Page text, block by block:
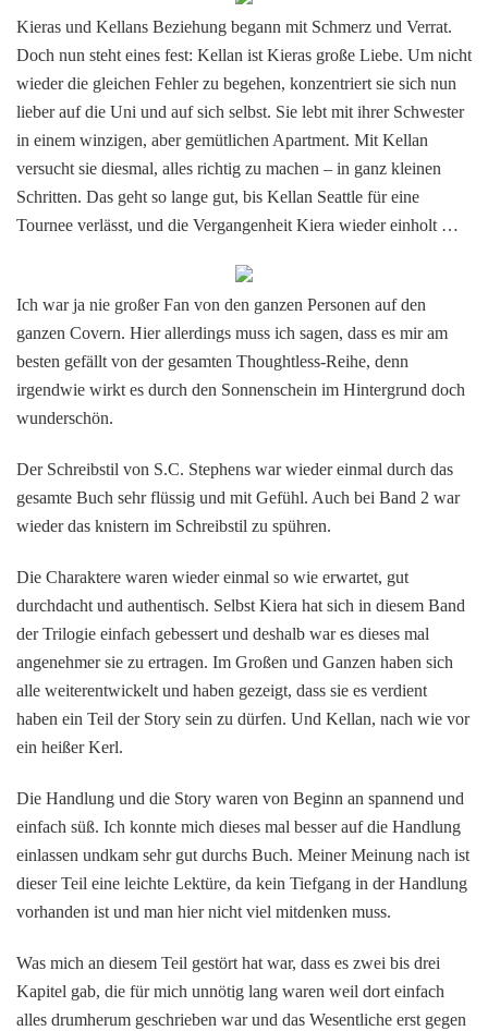
Kieras und Kellans Beziehung begann mit Schmerz und Verrat.
Doch nun steht eines fest: Kellan ist Kieras große Liebe. Um nicht
wieder die gleichen Fehler zu begehen, konzentriert sie sich nun
lieber auf die Uni und auf sich selbst. Sie lebt mit ihrer Schwester
in einem winzigen, aber gemütlichen Apartment. Mit Kellan
versucht sie diesmal, alles richtig zu machen – in ganz kleinen
Schritten. Das geht so lange gut, bis Kellan Seattle für eine
Tournee verlässt, und die Vergangenheit Kiera wieder einholt …
Ich war ja nie großer Fan von den ganzen Personen auf den
ganzen Covern. Hier allerdings muss ich sagen, dass es mir am
besten gefällt von der gesamten Thoughtless-Reihe, denn
irgendwie wirkt es durch den Sonnenschein im Hintergrund doch
wunderschön.
Der Schreibstil von S.C. Stephens war wieder einmal durch das
gesamte Buch sehr flüssig und mit Gefühl. Auch bei Band 2 war
wieder das knistern im Schreibstil zu spühren.
Die Charaktere waren wieder einmal so wie erwartet, gut
durchdacht und authentisch. Selbst Kiera hat sich in diesem Band
der Trilogie einfach gebessert und deshalb war es dieses mal
angenehmer sie zu ertragen. Im Großen und Ganzen haben sich
alle weiterentwickelt und haben gezeigt, dass sie es verdient
haben ein Teil der Story sein zu dürfen. Und Kellan, nach wie vor
ein heißer Kerl.
Die Handlung und die Story waren von Beginn an spannend und
einfach süß. Ich konnte mich dieses mal besser auf die Handlung
einlassen undkam sehr gut durchs Buch. Meiner Meinung nach ist
dieser Teil eine leichte Lektüre, da kein Tiefgang in der Handlung
vorhanden ist und man hier nicht viel mitdenken muss.
Was mich an diesem Teil gestört hat war, dass es zwei bis drei
Kapitel gab, die für mich unnötig lang waren weil dort einfach
alles drumherum geschrieben war und das Wesentliche erst gegen